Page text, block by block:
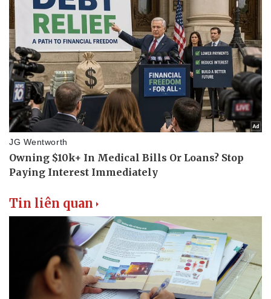
Doanh nghiệp
Thông tin doanh nghiệp
Doanh nghiệp 24h
Doanh nhân
Vì cộng đồng
Công nghệ
Sành điệu
Tin Công nghệ
Trải nghiệm
Chuyển đổi số
Tin liên quan